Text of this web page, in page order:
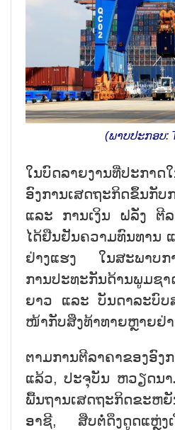
(ພາບ​ປະ​ກອບ:
ໃນ​ບົດ​ລາຍ​ງານ​ທີ່​ປະ​ກາ
ອົງ​ການ​ເສດ​ຖະ​ກິດ​ຂຶ້ນ​ກັບ​
ແລະ ​ການ​ເງິນ ຝ​ລັ່ງ ຕີ​
ໄດ້​ຢືນ​ຢັນ​ຄວາມ​ທົນ​ທານ
ຢ່າງ​ແຮງ ໃນ​ສະ​ພາບ​ກ
ການ​ປະ​ທະ​ກັນ​ດ້ານ​ພູມ​ຊາ
ຍາວ ແລະ ບັນ​ດາ​ລະ​ບົບ​
ໜ້າ​ກັບ​ສິ່ງ​ທ້າ​ທາຍ​ຫຼາຍ​ຢ່າ
ຕາມ​ການ​ຕີ​ລາ​ຄາ​ຂອງ​ອົ
ແລ້ວ, ປະ​ຈຸ​ບັນ ຫວຽດ​ນ
ພື້ນ​ຖານ​ເສດ​ຖະ​ກິດ​ຂະ​ຫ
ອາ​ຊີ, ສືບ​ຕໍ່​ດຶງ​ດູດ​ແຫຼ່ງ​ເ